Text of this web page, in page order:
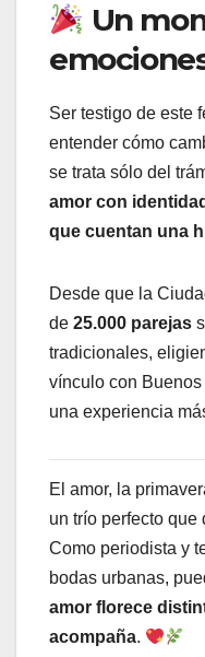
Un
Ser testigo de este
entender cómo
se trata sólo del
amor con
que cuentan una
Desde que la
de 25.000 parejas
tradicionales,
vínculo con
una experiencia
El amor, la
un trío perfecto que
Como periodista y
bodas urbanas,
amor florece
acompaña.